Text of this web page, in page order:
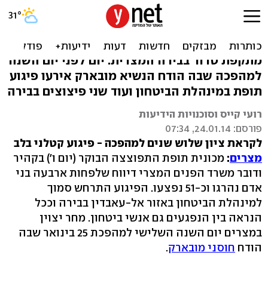
טרור בלב קהיר: 5 הרוגים,
עשרות פצועים
מתקפת טרור בבירה המצרית. יום לפני יום השנה
למהפכה שבה הודח הנשיא מובארק אירעו פיגוע
תופת במינהלת הביטחון ועוד שני פיצוצים בבירה
רועי קייס וסוכנויות הידיעות
פורסם: 24.01.14, 07:34
לקראת ציון שלוש שנים למהפכה - פיגוע קטלני בלב
מצרים: מכונית תופת התפוצצה הבוקר (יום ו') בקהיר
ודובר משרד הפנים המצרי דיווח שלפחות ארבעה בני
אדם נהרגו וכ-51 נפצעו. הפיגוע התרחש סמוך
למינהלת הביטחון באזור אל-עאבדין בבירה וככל
הנראה בין הנפגעים גם אנשי ביטחון. מחר יצוין
במצרים יום השנה השלישי למהפכת 25 בינואר שבה
הודח חוסני מובארק.